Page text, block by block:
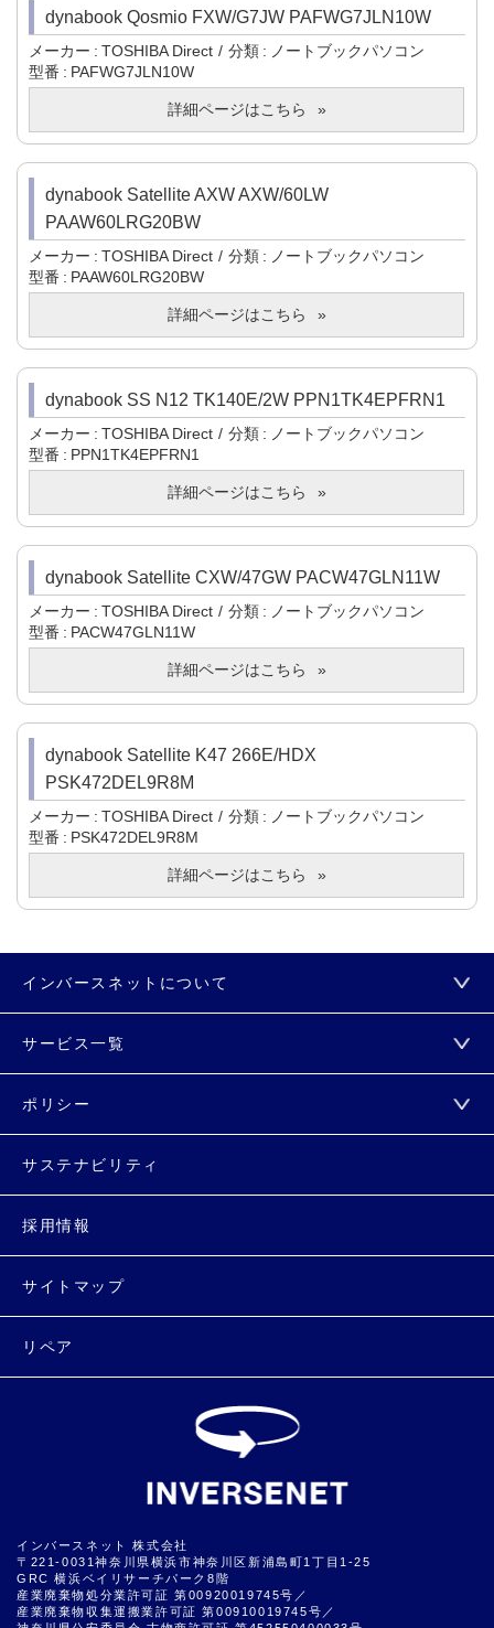
dynabook Qosmio FXW/G7JW PAFWG7JLN10W
メーカー TOSHIBA Direct 分類
ノートブックパソコン
型番
PAFWG7JLN10W
詳細ページはこちら
dynabook Satellite AXW AXW/60LW
PAAW60LRG20BW
メーカー TOSHIBA Direct 分類
ノートブックパソコン
型番
PAAW60LRG20BW
詳細ページはこちら
dynabook SS N12 TK140E/2W PPN1TK4EPFRN1
メーカー TOSHIBA Direct 分類
ノートブックパソコン
型番
PPN1TK4EPFRN1
詳細ページはこちら
dynabook Satellite CXW/47GW PACW47GLN11W
メーカー TOSHIBA Direct 分類
ノートブックパソコン
型番
PACW47GLN11W
詳細ページはこちら
dynabook Satellite K47 266E/HDX
PSK472DEL9R8M
メーカー TOSHIBA Direct 分類
ノートブックパソコン
型番
PSK472DEL9R8M
詳細ページはこちら
インバースネットについて
サービス一覧
ポリシー
サステナビリティ
採用情報
サイトマップ
リペア
インバースネット 株式会社
〒221-0031神奈川県横浜市神奈川区新浦島町1丁目1-25
GRC 横浜ベイリサーチパーク8階
産業廃棄物処分業許可証 第00920019745号／
産業廃棄物収集運搬業許可証 第00910019745号／